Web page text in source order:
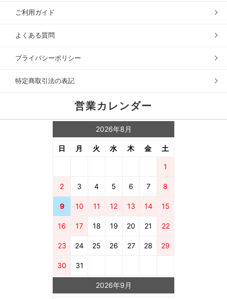
ご利用ガイド
よくある質問
プライバシーポリシー
特定商取引法の表記
営業カレンダー
2026年8月
日 月 火 水 木 金 土
1
2 3 4 5 6 7 8
9 10 11 12 13 14 15
16 17 18 19 20 21 22
23 24 25 26 27 28 29
30 31
2026年9月